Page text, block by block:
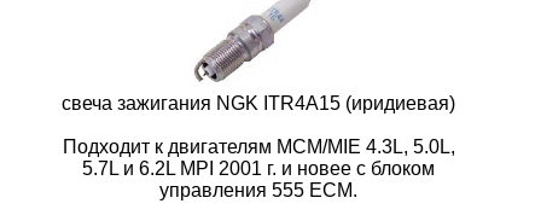
свеча зажигания NGK ITR4A15 (иридиевая)
Подходит к двигателям MCM/MIE 4.3L, 5.0L,
5.7L и 6.2L MPI 2001 г. и новее с блоком
управления 555 ECM.